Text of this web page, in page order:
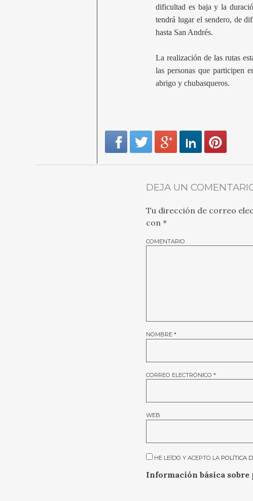
dificultad es baja y la
tendrá lugar el sendero, de
hasta San Andrés.
La realización de las rutas
las personas que participen
abrigo y chubasqueros.
DEJA UN
Tu dirección de correo
con *
COMENTARIO
NOMBRE *
CORREO ELECTRÓNICO *
WEB
HE LEÍDO Y ACEPTO LA POLÍTICA
Información básica